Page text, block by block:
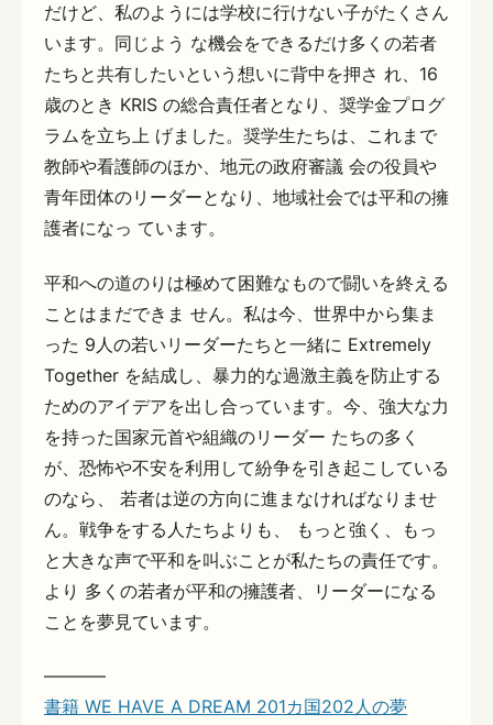
だけど、私のようには学校に行けない子がたくさん
います。同じよう な機会をできるだけ多くの若者
たちと共有したいという想いに背中を押さ れ、16
歳のとき KRIS の総合責任者となり、奨学金プログ
ラムを立ち上 げました。奨学生たちは、これまで
教師や看護師のほか、地元の政府審議 会の役員や
青年団体のリーダーとなり、地域社会では平和の擁
護者になっ ています。
平和への道のりは極めて困難なもので闘いを終える
ことはまだできま せん。私は今、世界中から集ま
った 9人の若いリーダーたちと一緒に Extremely
Together を結成し、暴力的な過激主義を防止する
ためのアイデアを出し合っています。今、強大な力
を持った国家元首や組織のリーダー たちの多く
が、恐怖や不安を利用して紛争を引き起こしている
のなら、 若者は逆の方向に進まなければなりませ
ん。戦争をする人たちよりも、 もっと強く、もっ
と大きな声で平和を叫ぶことが私たちの責任です。
より 多くの若者が平和の擁護者、リーダーになる
ことを夢見ています。
———–
書籍 WE HAVE A DREAM 201カ国202人の夢